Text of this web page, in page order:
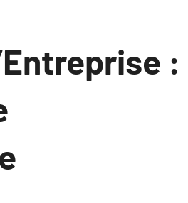
: